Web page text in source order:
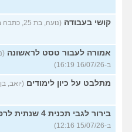
קושי בעבודה (נועה, בת 25, כתבה ב-16/07/26 16:28)
אמורה לעבור טסט לראשונה
ב-16/07/26 16:19)
מתלבט על כיון לימודים (יואב, בן 27, כתב ב-16/07/26 16:10)
בירור לגבי תכנית 4 שנתית לרפואה
ב-15/07/26 12:16)